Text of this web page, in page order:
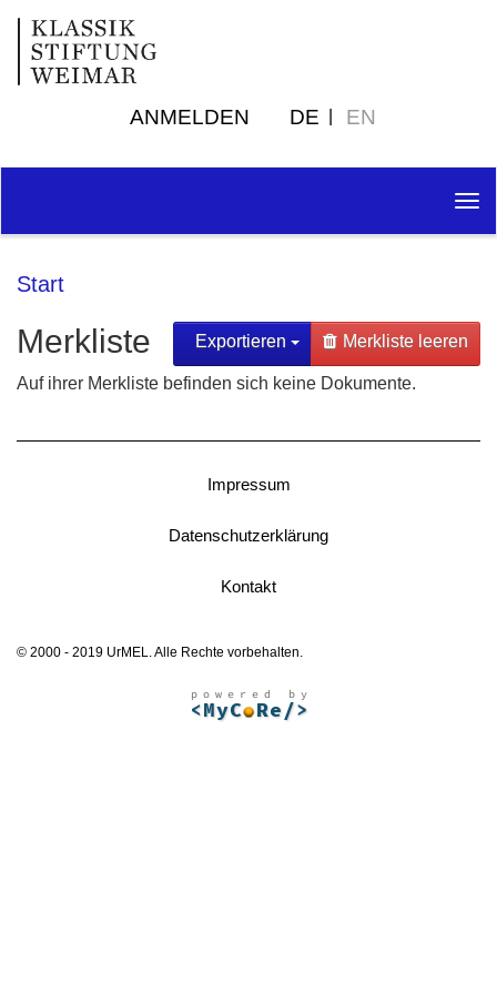
ANMELDEN DE EN
Start
Exportieren Merkliste leeren
Merkliste
Auf ihrer Merkliste befinden sich keine Dokumente.
Impressum
Datenschutzerklärung
Kontakt
© 2000 - 2019 UrMEL. Alle Rechte vorbehalten.